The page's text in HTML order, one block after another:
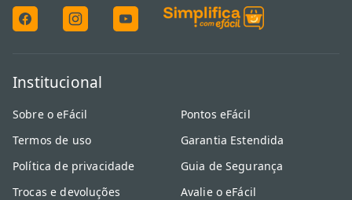
Institucional
Sobre o eFácil
Termos de uso
Política de privacidade
Trocas e devoluções
Pontos eFácil
Garantia Estendida
Guia de Segurança
Avalie o eFácil